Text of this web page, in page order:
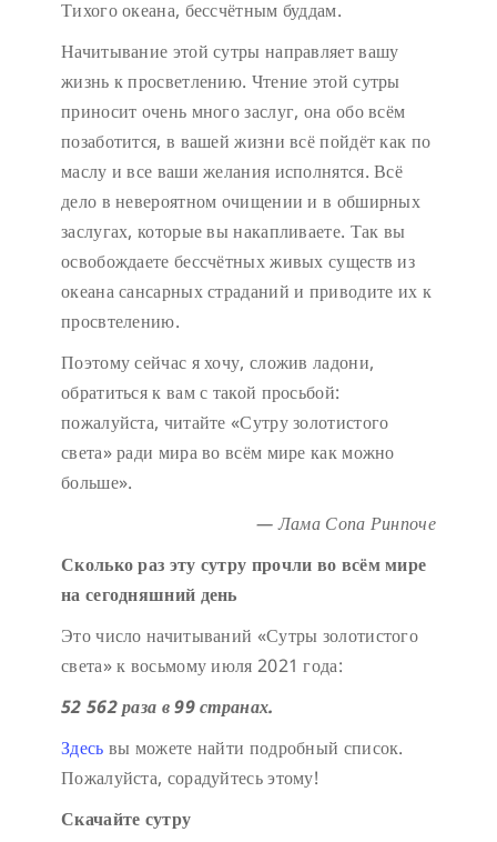
Тихого океана, бессчётным буддам.
Начитывание этой сутры направляет вашу
жизнь к просветлению. Чтение этой сутры
приносит очень много заслуг, она обо всём
позаботится, в вашей жизни всё пойдёт как по
маслу и все ваши желания исполнятся. Всё
дело в невероятном очищении и в обширных
заслугах, которые вы накапливаете. Так вы
освобождаете бессчётных живых существ из
океана сансарных страданий и приводите их к
просвтелению.
Поэтому сейчас я хочу, сложив ладони,
обратиться к вам с такой просьбой:
пожалуйста, читайте «Сутру золотистого
света» ради мира во всём мире как можно
больше».
— Лама Сопа Ринпоче
Сколько раз эту сутру прочли во всём мире
на сегодняшний день
Это число начитываний «Сутры золотистого
света» к восьмому июля 2021 года:
52 562 раза в 99 странах.
Здесь вы можете найти подробный список.
Пожалуйста, сорадуйтесь этому!
Скачайте сутру